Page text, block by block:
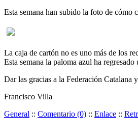
Esta semana han subido la foto de cómo
La caja de cartón no es uno más de los
Esta semana la paloma azul ha
Dar las gracias a la Federación Catalana
Francisco Villa
General :: Comentario (0) :: Enlace ::